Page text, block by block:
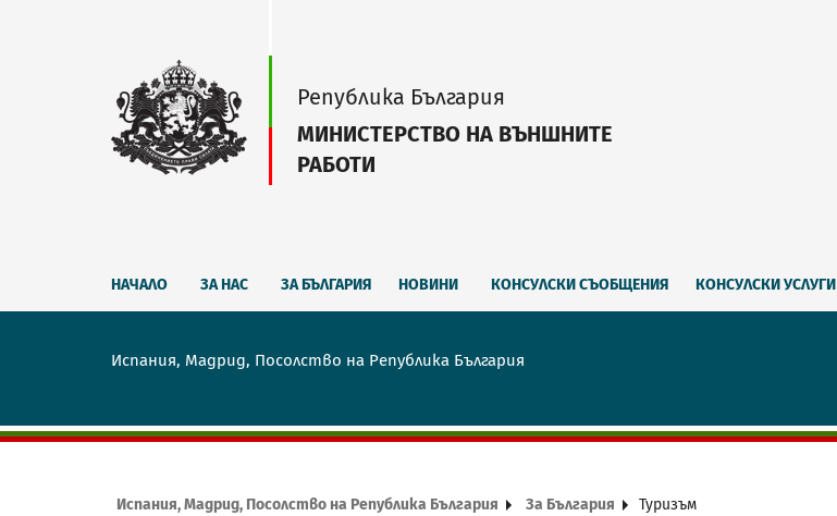
Република България
МИНИСТЕРСТВО НА ВЪНШНИТЕ
РАБОТИ
НАЧАЛО ЗА НАС ЗА БЪЛГАРИЯ НОВИНИ КОНСУЛСКИ СЪОБЩЕНИЯ КОНСУЛСКИ УСЛУГИ
Испания, Мадрид, Посолство на Република България
Испания, Мадрид, Посолство на Република България За България Туризъм